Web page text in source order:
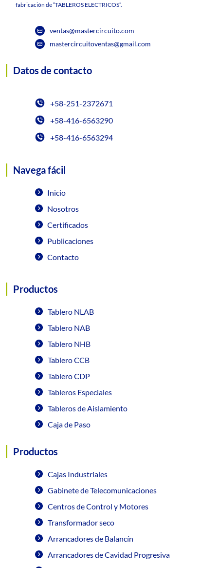
fabricación de “TABLEROS ELECTRICOS”.
ventas@mastercircuito.com
mastercircuitoventas@gmail.com
Datos de contacto
+58-251-2372671
+58-416-6563290
+58-416-6563294
Navega fácil
Inicio
Nosotros
Certificados
Publicaciones
Contacto
Productos
Tablero NLAB
Tablero NAB
Tablero NHB
Tablero CCB
Tablero CDP
Tableros Especiales
Tableros de Aislamiento
Caja de Paso
Productos
Cajas Industriales
Gabinete de Telecomunicaciones
Centros de Control y Motores
Transformador seco
Arrancadores de Balancín
Arrancadores de Cavidad Progresiva